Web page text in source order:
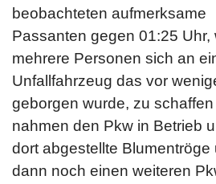
beobachteten aufmerksame
Passanten gegen 01:25 Uhr,
mehrere Personen sich an
Unfallfahrzeug das vor
geborgen wurde, zu
nahmen den Pkw in Betrieb
dort abgestellte Blumentröge
dann noch einen weiteren